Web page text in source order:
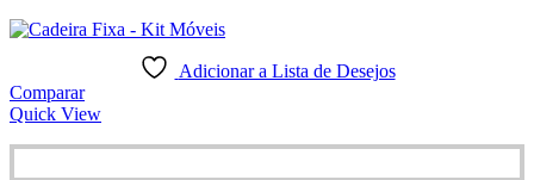
Adicionar a Lista de Desejos
Comparar
Quick View